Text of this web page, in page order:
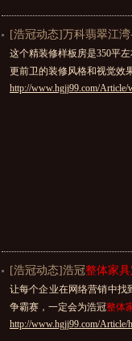
[浩冠动态]万科翡翠江
这个精装修样板房是350平
更前卫的装修风格和视觉效
http://www.hgjj99.com/
[浩冠动态]浩冠整体家具
让每个企业在网络营销中找
争霸赛，一定会为浩冠整体
http://www.hgjj99.com/Article/